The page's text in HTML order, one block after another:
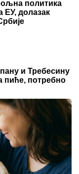
što stigne na
ne planira